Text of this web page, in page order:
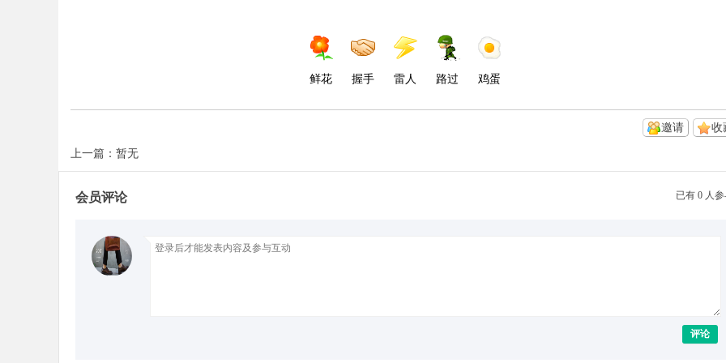
鲜花 握手 雷人 路过 鸡蛋
收
邀请
上一篇：暂无
已有 0 人
会员评论
评论